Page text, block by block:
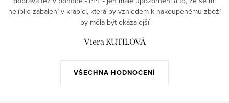
VŠECHNA HODNOCENÍ
nelíbilo zabalení v krabici, která by vzhledem k nakoupenému zboží
by měla být okázalejší
Viera KUTILOVÁ